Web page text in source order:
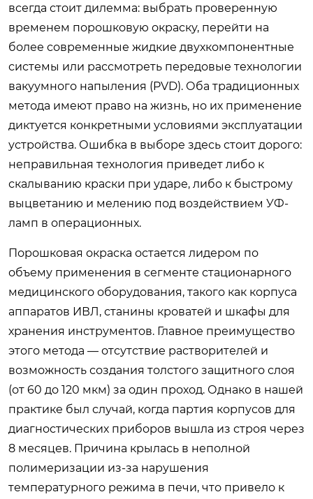
всегда стоит дилемма: выбрать проверенную
временем порошковую окраску, перейти на
более современные жидкие двухкомпонентные
системы или рассмотреть передовые технологии
вакуумного напыления (PVD). Оба традиционных
метода имеют право на жизнь, но их применение
диктуется конкретными условиями эксплуатации
устройства. Ошибка в выборе здесь стоит дорого:
неправильная технология приведет либо к
скалыванию краски при ударе, либо к быстрому
выцветанию и мелению под воздействием УФ-
ламп в операционных.
Порошковая окраска остается лидером по
объему применения в сегменте стационарного
медицинского оборудования, такого как корпуса
аппаратов ИВЛ, станины кроватей и шкафы для
хранения инструментов. Главное преимущество
этого метода — отсутствие растворителей и
возможность создания толстого защитного слоя
(от 60 до 120 мкм) за один проход. Однако в нашей
практике был случай, когда партия корпусов для
диагностических приборов вышла из строя через
8 месяцев. Причина крылась в неполной
полимеризации из-за нарушения
температурного режима в печи, что привело к